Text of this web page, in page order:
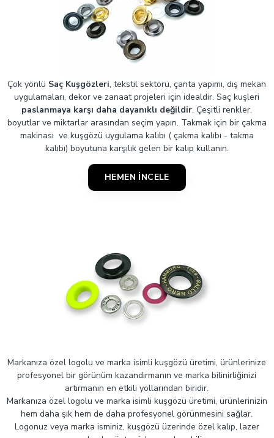
Çok yönlü Saç Kuşgözleri, tekstil sektörü, çanta yapımı, dış mekan
uygulamaları, dekor ve zanaat projeleri için idealdir. Saç kuşleri
paslanmaya karşı daha dayanıklı değildir. Çeşitli renkler,
boyutlar ve miktarlar arasından seçim yapın. Takmak için bir çakma
makinası ve kuşgözü uygulama kalıbı ( çakma kalıbı - takma
kalıbı) boyutuna karşılık gelen bir kalıp kullanın.
HEMEN İNCELE
Markanıza özel logolu ve marka isimli kuşgözü üretimi, ürünlerinize
profesyonel bir görünüm kazandırmanın ve marka bilinirliğinizi
artırmanın en etkili yollarından biridir.
Markanıza özel logolu ve marka isimli kuşgözü üretimi, ürünlerinizin
hem daha şık hem de daha profesyonel görünmesini sağlar.
Logonuz veya marka isminiz, kuşgözü üzerinde özel kalıp, lazer